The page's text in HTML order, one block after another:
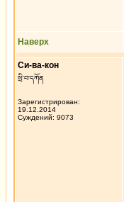
Наверх
Си-ва-кон
སྲི་བ་དཀོན
Зарегистрирован:
19.12.2014
Суждений: 9073